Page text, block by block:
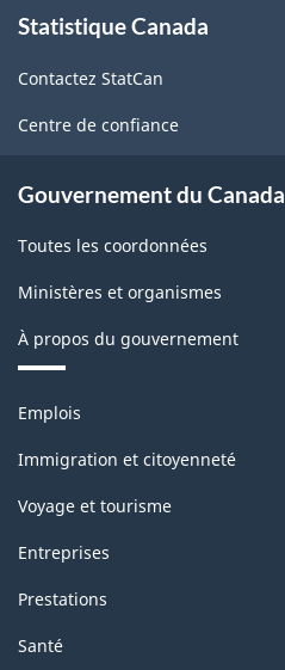
ARCHIVÉ
propos
ce
site
Statistique Canada
Contactez StatCan
Centre de confiance
Gouvernement du Canada
Toutes les coordonnées
Ministères et organismes
À propos du gouvernement
Thèmes
sujets
Emplois
Immigration et citoyenneté
Voyage et tourisme
Entreprises
Prestations
Santé